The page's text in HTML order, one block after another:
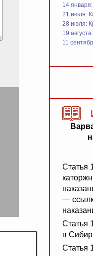
14
21 июля:
28 июля:
19
11
Статья
—
Статья
в
Статья